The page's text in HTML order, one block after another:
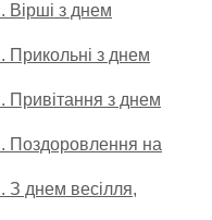
Вірші з днем
Прикольні з днем
Привітання з днем
Поздоровлення на
З днем весілля,